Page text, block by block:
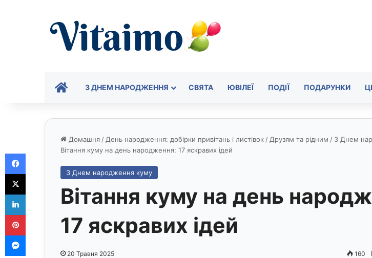
ГОЛОВНА
З ДНЕМ НАРОДЖЕННЯ СВЯТА ЮВІЛЕЇ ПОДІЇ ПОДАРУНКИ
Домашня / День народження: добірки привітань і листівок / Друзям та рідним / З Днем
Вітання куму на день народження: 17 яскравих ідей
З Днем народження куму
Вітання куму на день
17 яскравих ідей
20 Травня 2025 160